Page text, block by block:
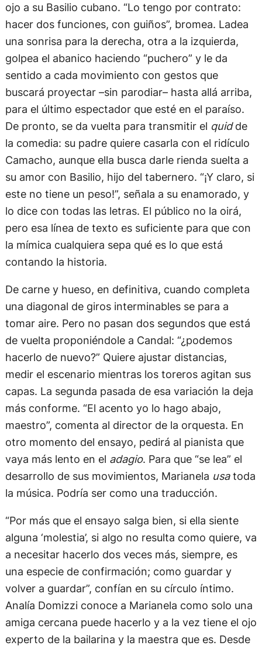
ojo a su Basilio cubano. “Lo tengo por contrato:
hacer dos funciones, con guiños”, bromea. Ladea
una sonrisa para la derecha, otra a la izquierda,
golpea el abanico haciendo “puchero” y le da
sentido a cada movimiento con gestos que
buscará proyectar –sin parodiar– hasta allá arriba,
para el último espectador que esté en el paraíso.
De pronto, se da vuelta para transmitir el quidde
la comedia: su padre quiere casarla con el ridículo
Camacho, aunque ella busca darle rienda suelta a
su amor con Basilio, hijo del tabernero. “¡Y claro, si
este no tiene un peso!”, señala a su enamorado, y
lo dice con todas las letras. El público no la oirá,
pero esa línea de texto es suficiente para que con
la mímica cualquiera sepa qué es lo que está
contando la historia.
De carne y hueso, en definitiva, cuando completa
una diagonal de giros interminables se para a
tomar aire. Pero no pasan dos segundos que está
de vuelta proponiéndole a Candal: “¿podemos
hacerlo de nuevo?” Quiere ajustar distancias,
medir el escenario mientras los toreros agitan sus
capas. La segunda pasada de esa variación la deja
más conforme. “El acento yo lo hago abajo,
maestro”, comenta al director de la orquesta. En
otro momento del ensayo, pedirá al pianista que
vaya más lento en el adagio. Para que “se lea” el
desarrollo de sus movimientos, Marianela usatoda
la música. Podría ser como una traducción.
“Por más que el ensayo salga bien, si ella siente
alguna ‘molestia’, si algo no resulta como quiere, va
a necesitar hacerlo dos veces más, siempre, es
una especie de confirmación; como guardar y
volver a guardar”, confían en su círculo íntimo.
Analía Domizzi conoce a Marianela como solo una
amiga cercana puede hacerlo y a la vez tiene el ojo
experto de la bailarina y la maestra que es. Desde